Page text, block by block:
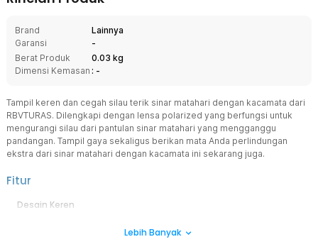
Brand
Lainnya
Garansi
-
Berat Produk
0.03 kg
Dimensi Kemasan : -
Tampil keren dan cegah silau terik sinar matahari dengan kacamata dari
RBVTURAS. Dilengkapi dengan lensa polarized yang berfungsi untuk
mengurangi silau dari pantulan sinar matahari yang mengganggu
pandangan. Tampil gaya sekaligus berikan mata Anda perlindungan
ekstra dari sinar matahari dengan kacamata ini sekarang juga.
Fitur
Desain Keren
Anda bisa tampil gaya di berbagai kesempatan. Desainnya yang
Lebih Banyak